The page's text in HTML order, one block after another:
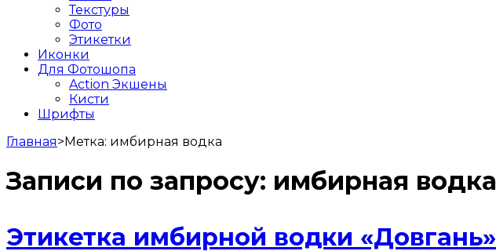
Текстуры
Фото
Этикетки
Иконки
Для Фотошопа
Action Экшены
Кисти
Шрифты
Главная>Метка: имбирная водка
Записи по запросу: имбирная водка
Этикетка имбирной водки «Довгань»